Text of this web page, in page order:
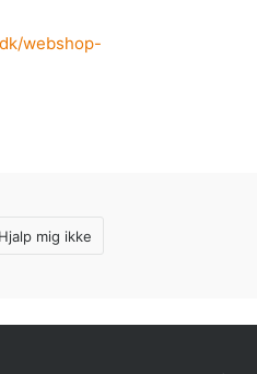
webshop-
Hjalp mig ikke